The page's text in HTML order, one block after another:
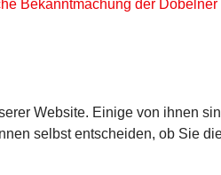
Bekanntmachung der
Website. Einige von ihnen
selbst entscheiden, ob Sie